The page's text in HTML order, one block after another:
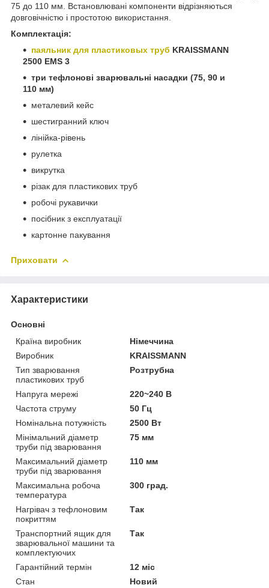
75 до 110 мм. Встановлювані компоненти відрізняються
довговічністю і простотою використання.
Комплектація:
паяльник для пластиковых труб KRAISSMANN
2500 EMS 3
три тефлонові зварювальні насадки (75, 90 и
110 мм)
металевий кейс
шестигранний ключ
лінійка-рівень
рулетка
викрутка
різак для пластикових труб
робочі рукавички
посібник з експлуатації
картонне пакування
Приховати
Характеристики
Основні
Країна виробник
Німеччина
Виробник
KRAISSMANN
Тип зварювання
пластикових труб
Розтрубна
Напруга мережі
220~240 В
Частота струму
50 Гц
Номінальна потужність
2500 Вт
Мінімальний діаметр
труби під зварювання
75 мм
Максимальний діаметр
труби під зварювання
110 мм
Максимальна робоча
температура
300 град.
Нагрівач з тефлоновим
покриттям
Так
Транспортний ящик для
зварювальної машини та
комплектуючих
Так
Гарантійний термін
12 міс
Стан
Новий